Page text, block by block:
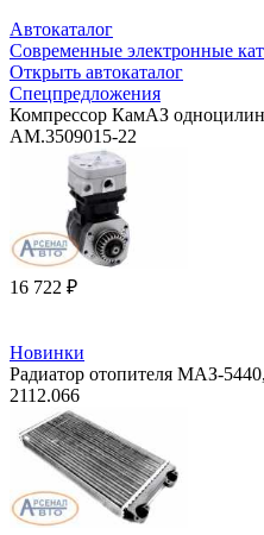
Автокаталог
Современные электронные
Открыть автокаталог
Спецпредложения
Компрессор КамАЗ
АМ.3509015-22
16 722 ₽
Новинки
Радиатор отопителя МАЗ-
2112.066